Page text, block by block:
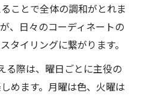
ことで全体の調和がとれま
、日々のコーディネートの
タイリングに繋がります。
る際は、曜日ごとに主役の
めます。月曜は色、火曜は